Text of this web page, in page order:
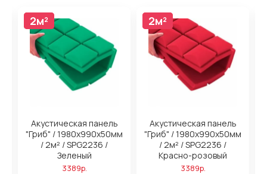
2м²
2м²
Акустическая панель
"Гриб" / 1980х990х50мм
/ 2м² / SPG2236 /
Зеленый
3389р.
2м²
2м²
Акустическая панель
"Гриб" / 1980х990х50мм
/ 2м² / SPG2236 /
Красно-розовый
3389р.